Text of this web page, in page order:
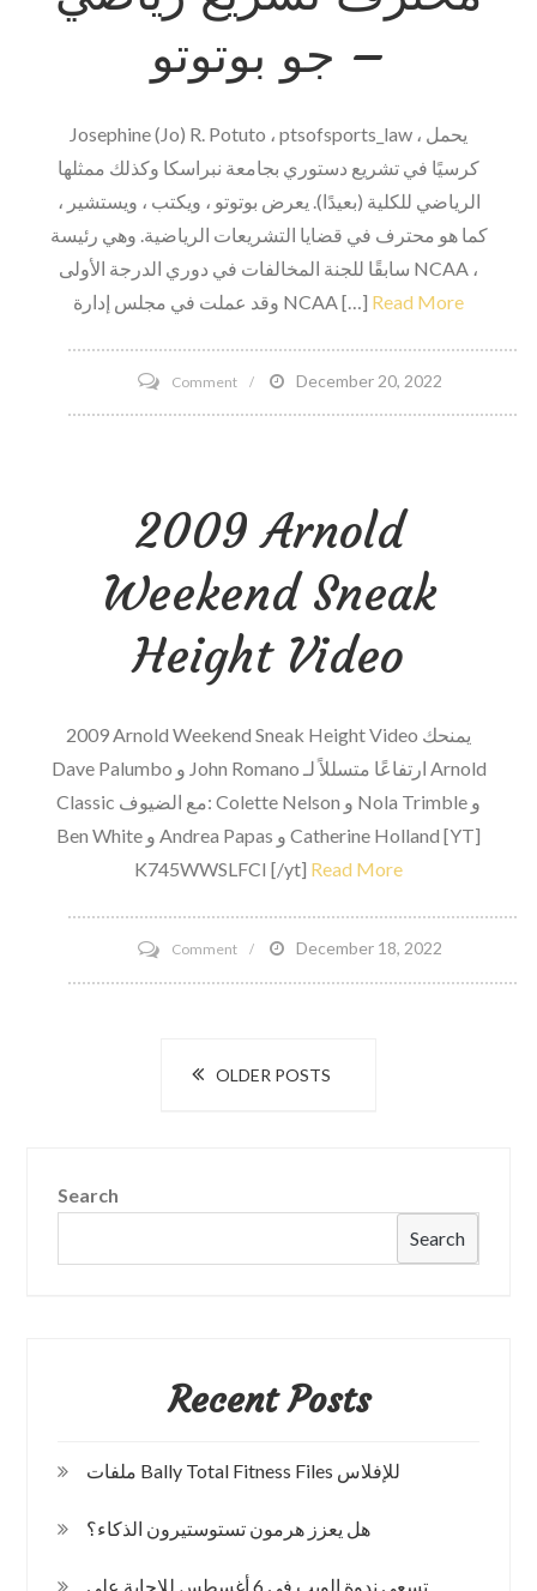
متعددة
مع
Sportsbook
– جو بوتوتو
Josephine (Jo) R. Potuto ، ptsofsports_law ، يحمل
كرسيًا في تشريع دستوري بجامعة نبراسكا وكذلك ممثلها
الرياضي للكلية (بعيدًا). يعرض بوتوتو ، ويكتب ، ويستشير ،
كما هو محترف في قضايا التشريعات الرياضية. وهي رئيسة
سابقًا للجنة المخالفات في دوري الدرجة الأولى NCAA ،
وقد عملت في مجلس إدارة NCAA […] Read More
Commenton
سؤال
محترف
تشريع
–
جو
December 20, 2022
2009 Arnold
Weekend Sneak
Height Video
2009 Arnold Weekend Sneak Height Video يمنحك
Dave Palumbo و John Romano ارتفاعًا متسللاً لـ Arnold
Classic مع الضيوف: Colette Nelson و Nola Trimble و
Ben White و Andrea Papas و Catherine Holland [YT]
K745WWSLFCI [/yt] Read More
Commenton
2009
Sneak
December 18, 2022
OLDER POSTS
Search
Search
Recent Posts
ملفات Bally Total Fitness Files للإفلاس
هل يعزز هرمون تستوستيرون الذكاء؟
تسعى ندوة الويب في 6 أغسطس للإجابة على